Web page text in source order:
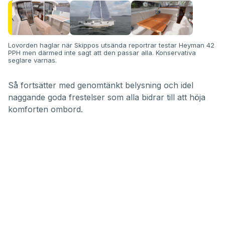
Lovorden haglar när Skippos utsända reportrar testar Heyman 42
PPH men därmed inte sagt att den passar alla. Konservativa
seglare varnas.
Så fortsätter med genomtänkt belysning och idel
naggande goda frestelser som alla bidrar till att höja
komforten ombord.